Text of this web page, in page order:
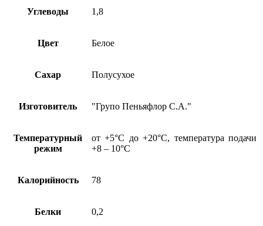
АРГЕНТИНА
Углеводы 1,8
Цвет Белое
Сахар Полусухое
Изготовитель "Групо Пеньяфлор С.А."
Температурный
режим
от +5°С до +20°С, температура подачи
+8 – 10°С
Калорийность 78
Белки 0,2